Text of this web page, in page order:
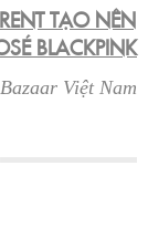
TẠO NÊN
BLACKPINK
Việt Nam